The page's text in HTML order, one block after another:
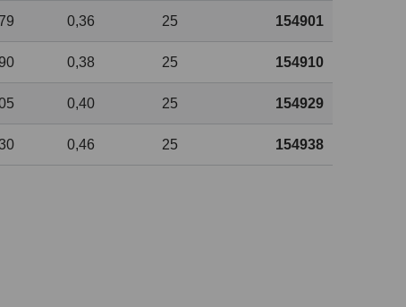
0,36 25 154901
0,38 25 154910
0,40 25 154929
0,46 25 154938